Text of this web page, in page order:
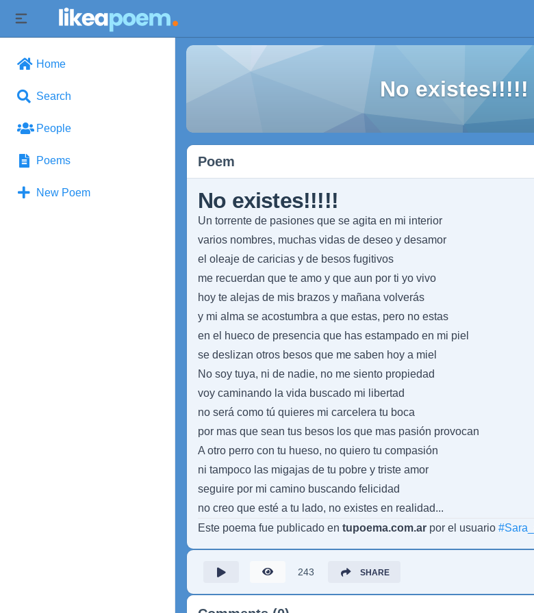
Home
Search
People
Poems
New Poem
No existes!!!!!
Poem
No existes!!!!!
Un torrente de pasiones que se agita en mi interior
varios nombres, muchas vidas de deseo y desamor
el oleaje de caricias y de besos fugitivos
me recuerdan que te amo y que aun por ti yo vivo
hoy te alejas de mis brazos y mañana volverás
y mi alma se acostumbra a que estas, pero no estas
en el hueco de presencia que has estampado en mi piel
se deslizan otros besos que me saben hoy a miel
No soy tuya, ni de nadie, no me siento propiedad
voy caminando la vida buscado mi libertad
no será como tú quieres mi carcelera tu boca
por mas que sean tus besos los que mas pasión provocan
A otro perro con tu hueso, no quiero tu compasión
ni tampoco las migajas de tu pobre y triste amor
seguire por mi camino buscando felicidad
no creo que esté a tu lado, no existes en realidad...
Este poema fue publicado en tupoema.com.ar por el usuario #
243 SHARE